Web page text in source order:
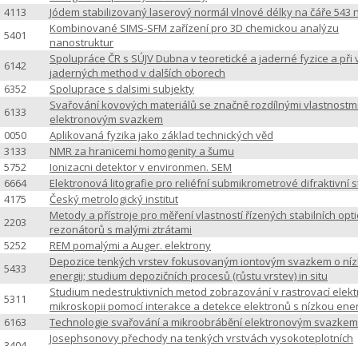
4113
Jódem stabilizovaný laserový normál vlnové délky na čáře 543
5401
Kombinované SIMS-SFM zařízení pro 3D chemickou analýzu
nanostruktur
6142
Spolupráce ČR s SÚJV Dubna v teoretické a jaderné fyzice a při
jaderných method v dalších oborech
6352
Spoluprace s dalsimi subjekty
6133
Svařování kovových materiálů se značně rozdílnými
elektronovým svazkem
0050
Aplikovaná fyzika jako základ technických věd
3133
NMR za hranicemi homogenity a šumu
5752
Ionizacni detektor v environmen. SEM
6664
Elektronová litografie pro reliéfní submikrometrové difraktivní
4175
Český metrologický institut
2203
Metody a přístroje pro měření vlastností řízených stabilních
rezonátorů s malými ztrátami
5252
REM pomalými a Auger. elektrony
5433
Depozice tenkých vrstev fokusovaným iontovým svazkem o
energii; studium depozičních procesů (růstu vrstev) in situ
5311
Studium nedestruktivních metod zobrazování v rastrovací
mikroskopii pomocí interakce a detekce elektronů s nízkou
6163
Technologie svařování a mikroobrábění elektronovým svazkem
Josephsonovy přechody na tenkých vrstvách vysokoteplotních